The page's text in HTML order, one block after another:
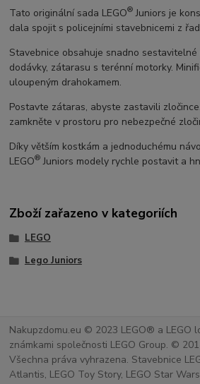
Tato originální sada LEGO® Juniors je
dala spojit s policejními stavebnicemi z
Stavebnice obsahuje snadno
dodávky, zátarasu s terénní motorky.
uloupeným drahokamem.
Postavte zátaras, abyste zastavili
zamkněte v prostoru pro nebezpečné
Díky větším kostkám a jednoduchému
LEGO® Juniors modely rychle postavit a
Zboží zařazeno v kategoriích
LEGO
Lego Juniors
Nakupzdomu.eu © 2023 LEGO® a LEGO
známkami společnosti LEGO Group. ©
Všechna práva vyhrazena. Stavebnice
Atlantis, LEGO Toy Story, LEGO Star